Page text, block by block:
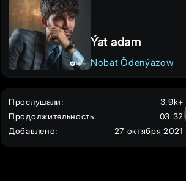
Ýat adam
Nobat Ödenýazow
Прослушали:
3.9k+
Продолжительность:
03:32
Добавлено: 27 октября 2021